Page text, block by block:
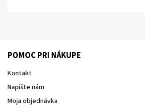
POMOC PRI NÁKUPE
Kontakt
Napíšte nám
Moja objednávka